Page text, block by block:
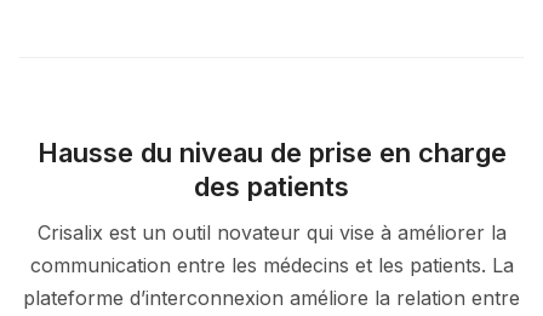
Hausse du niveau de prise en charge
des patients
Crisalix est un outil novateur qui vise à améliorer la
communication entre les médecins et les patients. La
plateforme d’interconnexion améliore la relation entre